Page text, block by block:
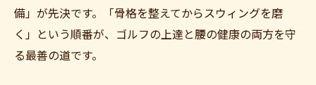
備」が先決です。「骨格を整えてからスウィングを磨
く」という順番が、ゴルフの上達と腰の健康の両方を守
る最善の道です。